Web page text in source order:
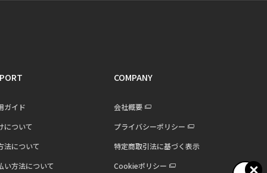
ガイド
について
法について
い方法について
COMPANY
会社概要
プライバシーポリシー
特定商取引法に基づく表示
Cookieポリシー